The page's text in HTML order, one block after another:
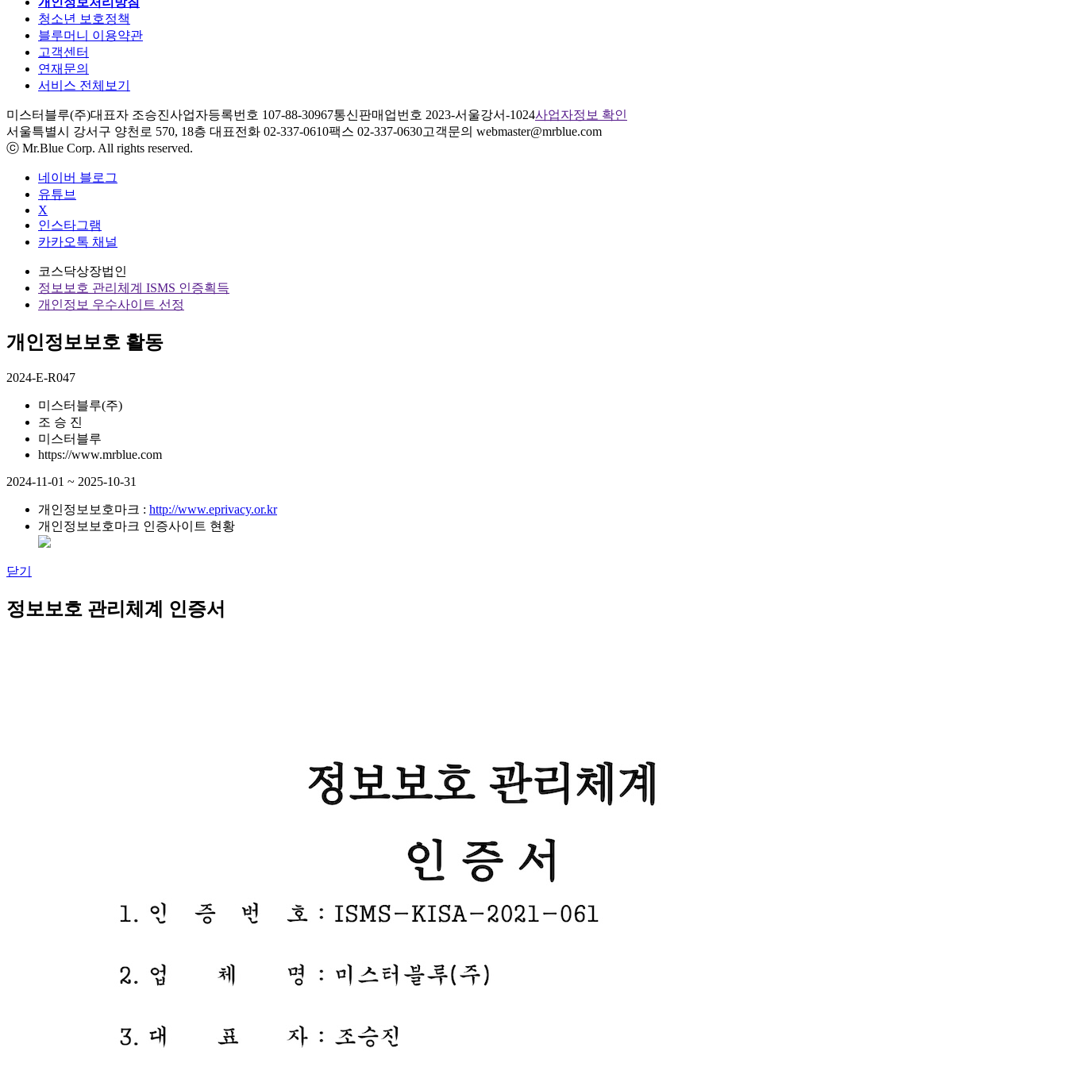
청소년 보호정책
블루머니 이용약관
고객센터
연재문의
서비스 전체보기
미스터블루(주)대표자 조승진사업자등록번호 107-88-30967통신판매업번호 2023-서울강서-1024사업자정보 확인
서울특별시 강서구 양천로 570, 18층 대표전화 02-337-0610팩스 02-337-0630고객문의 webmaster@mrblue.com
ⓒ Mr.Blue Corp. All rights reserved.
네이버 블로그
유튜브
X
인스타그램
카카오톡 채널
코스닥상장법인
정보보호 관리체계 ISMS 인증획득
개인정보 우수사이트 선정
개인정보보호 활동
2024-E-R047
미스터블루(주)
조 승 진
미스터블루
https://www.mrblue.com
2024-11-01 ~ 2025-10-31
개인정보보호마크 : http://www.eprivacy.or.kr
개인정보보호마크 인증사이트 현황
닫기
정보보호 관리체계 인증서